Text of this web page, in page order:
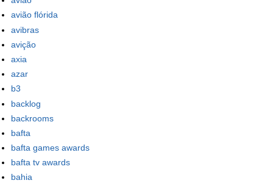
avião flórida
avibras
avição
axia
azar
b3
backlog
backrooms
bafta
bafta games awards
bafta tv awards
bahia